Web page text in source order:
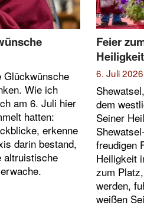
Glückwünsche
Wie ich
am 6. Juli hier
hatten:
erkenne
darin bestand,
altruistische
Feier
6. Juli 2026
dem
Seiner
freudigen
Heiligkeit
zum
werden,
weißen